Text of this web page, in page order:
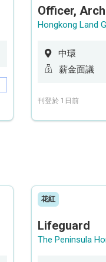
Officer,
Hongkong Land
中環
薪金面議
刊登於 1日前
花紅
Lifeguard
The Peninsula